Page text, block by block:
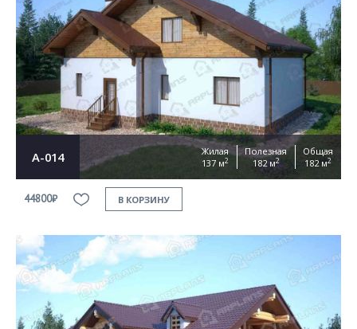
А-014
Жилая
137 м2
Полезная
182 м2
Общая
182 м2
44800₽ В КОРЗИНУ